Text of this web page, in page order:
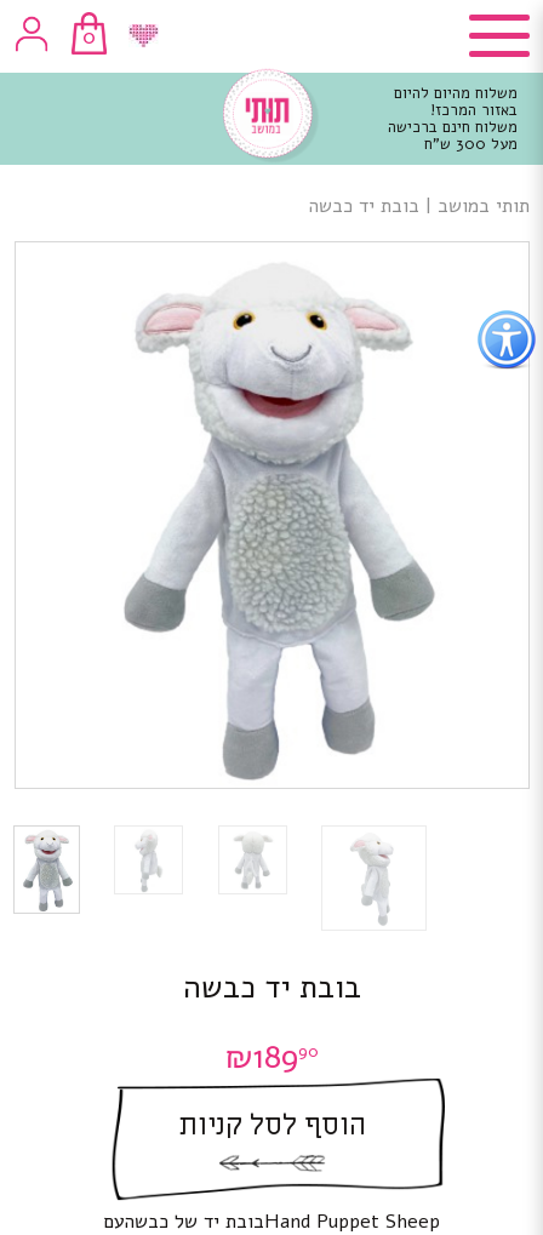
כפתור
לפתיחת
תפריט
נגישות
0
משלוח מהיום להיום
באזור המרכז!
משלוח חינם ברכישה
מעל 300 ש"ח
מרכזי
תותי במושב | בובת יד כבשה
בובת יד כבשה
₪18990
הוסף לסל קניות
Hand Puppet Sheepבובת יד של כבשהעם